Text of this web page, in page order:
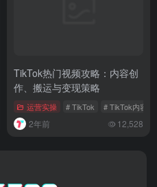
# TikTok剥离法案
TikTok热门视频攻略：内容创
作、搬运与变现策略
运营实操 # TikTok # TikTok内容创
2年前 12,528